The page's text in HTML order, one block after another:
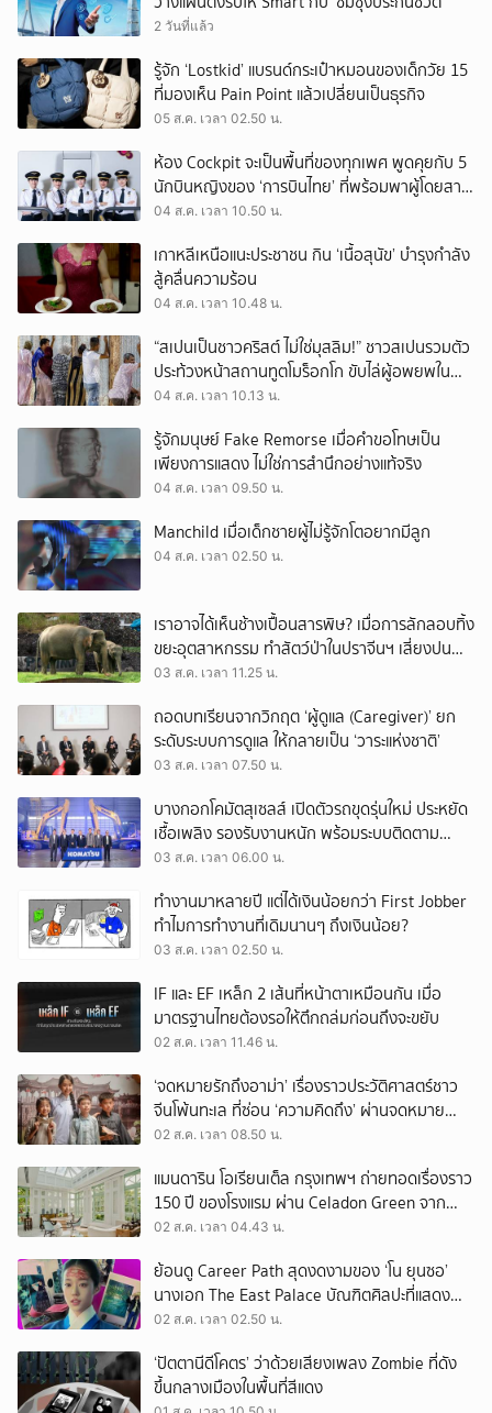
2 วันที่แล้ว
รู้จัก ‘Lostkid’ แบรนด์กระเป๋าหมอนของเด็กวัย 15
ที่มองเห็น Pain Point แล้วเปลี่ยนเป็นธุรกิจ
05 ส.ค. เวลา 02.50 น.
ห้อง Cockpit จะเป็นพื้นที่ของทุกเพศ พูดคุยกับ 5
นักบินหญิงของ ‘การบินไทย’ ที่พร้อมพาผู้โดยสาร
บินไปทั่วโลก
04 ส.ค. เวลา 10.50 น.
เกาหลีเหนือแนะประชาชน กิน ‘เนื้อสุนัข’ บำรุงกำลัง
สู้คลื่นความร้อน
04 ส.ค. เวลา 10.48 น.
“สเปนเป็นชาวคริสต์ ไม่ใช่มุสลิม!” ชาวสเปนรวมตัว
ประท้วงหน้าสถานทูตโมร็อกโก ขับไล่ผู้อพยพใน
เมืองเซวตาออกนอกประเทศ
04 ส.ค. เวลา 10.13 น.
รู้จักมนุษย์ Fake Remorse เมื่อคำขอโทษเป็น
เพียงการแสดง ไม่ใช่การสำนึกอย่างแท้จริง
04 ส.ค. เวลา 09.50 น.
Manchild เมื่อเด็กชายผู้ไม่รู้จักโตอยากมีลูก
04 ส.ค. เวลา 02.50 น.
เราอาจได้เห็นช้างเปื้อนสารพิษ? เมื่อการลักลอบทิ้ง
ขยะอุตสาหกรรม ทำสัตว์ป่าในปราจีนฯ เสี่ยงปน
เปื้อน
03 ส.ค. เวลา 11.25 น.
ถอดบทเรียนจากวิกฤต ‘ผู้ดูแล (Caregiver)’ ยก
ระดับระบบการดูแล ให้กลายเป็น ‘วาระแห่งชาติ’
03 ส.ค. เวลา 07.50 น.
บางกอกโคมัตสุเซลส์ เปิดตัวรถขุดรุ่นใหม่ ประหยัด
เชื้อเพลิง รองรับงานหนัก พร้อมระบบติดตาม
เครื่องจักรผ่านดาวเทียม
03 ส.ค. เวลา 06.00 น.
ทำงานมาหลายปี แต่ได้เงินน้อยกว่า First Jobber
ทำไมการทำงานที่เดิมนานๆ ถึงเงินน้อย?
03 ส.ค. เวลา 02.50 น.
IF และ EF เหล็ก 2 เส้นที่หน้าตาเหมือนกัน เมื่อ
มาตรฐานไทยต้องรอให้ตึกถล่มก่อนถึงจะขยับ
02 ส.ค. เวลา 11.46 น.
‘จดหมายรักถึงอาม่า’ เรื่องราวประวัติศาสตร์ชาว
จีนโพ้นทะเล ที่ซ่อน ‘ความคิดถึง’ ผ่านจดหมาย
‘โพยก๊วน’
02 ส.ค. เวลา 08.50 น.
แมนดาริน โอเรียนเต็ล กรุงเทพฯ ถ่ายทอดเรื่องราว
150 ปี ของโรงแรม ผ่าน Celadon Green จาก
เครื่องศิลาดล
02 ส.ค. เวลา 04.43 น.
ย้อนดู Career Path สุดงดงามของ ‘โน ยุนซอ’
นางเอก The East Palace บัณฑิตศิลปะที่แสดง
เรื่องไหนก็ปัง
02 ส.ค. เวลา 02.50 น.
‘ปัตตานีดีโคตร’ ว่าด้วยเสียงเพลง Zombie ที่ดัง
ขึ้นกลางเมืองในพื้นที่สีแดง